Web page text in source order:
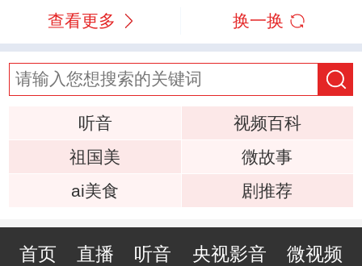
查看更多 换一换
听音
视频百科
祖国美
微故事
ai美食
剧推荐
首页 直播 听音 央视影音 微视频